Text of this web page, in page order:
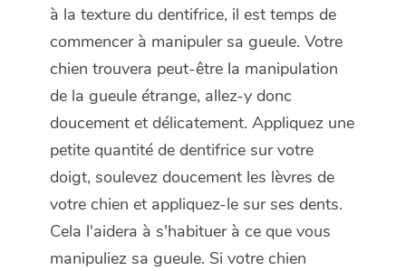
à la texture du dentifrice, il est temps de
commencer à manipuler sa gueule. Votre
chien trouvera peut-être la manipulation
de la gueule étrange, allez-y donc
doucement et délicatement. Appliquez une
petite quantité de dentifrice sur votre
doigt, soulevez doucement les lèvres de
votre chien et appliquez-le sur ses dents.
Cela l'aidera à s'habituer à ce que vous
manipuliez sa gueule. Si votre chien